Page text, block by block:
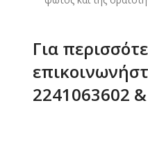
Για
2241063602